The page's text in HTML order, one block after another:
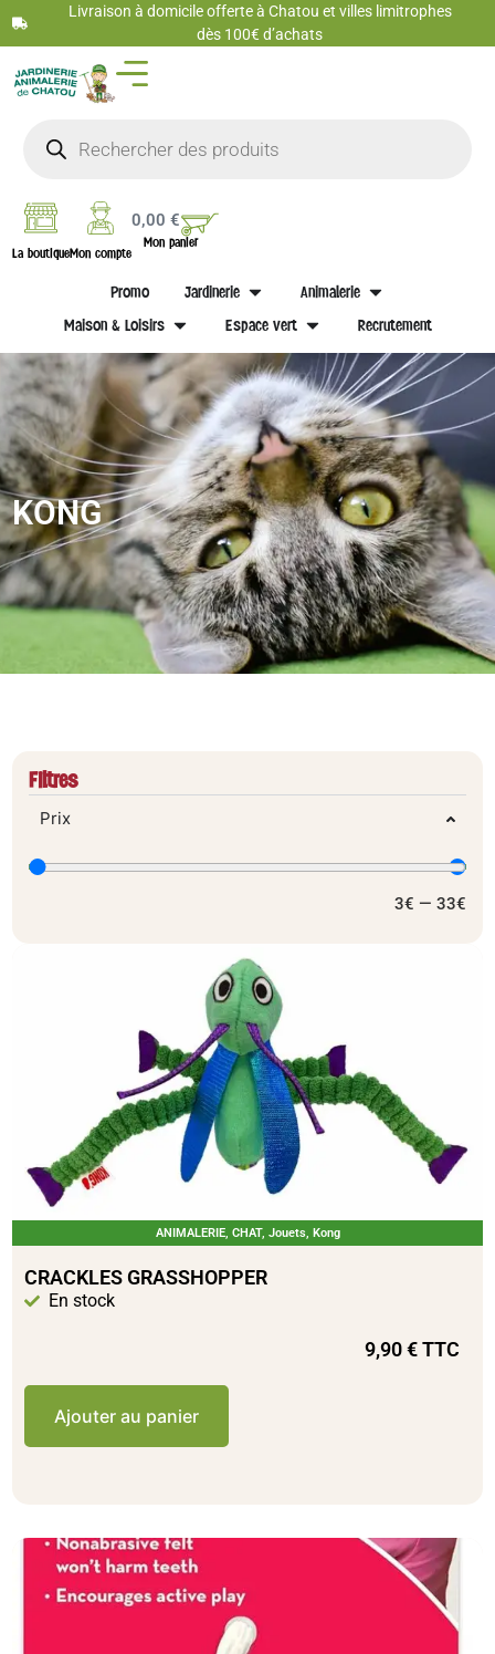
Livraison à domicile offerte à Chatou et villes limitrophes
dès 100€ d’achats
La boutiqueMon compte
0,00€
Mon panier
Promo Jardinerie
Animalerie
Maison & Loisirs
Espace vert Recrutement
KONG
Filtres
Prix
3€ — 33€
ANIMALERIE, CHAT, Jouets, Kong
CRACKLES GRASSHOPPER
En stock
9,90€TTC
Ajouter au panier